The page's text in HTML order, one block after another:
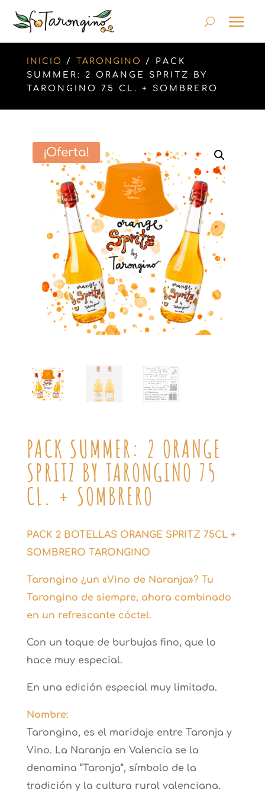
INICIO / TARONGINO
/ PACK
SUMMER: 2 ORANGE SPRITZ BY
TARONGINO 75 CL. + SOMBRERO
¡Oferta!
PACK SUMMER: 2 ORANGE
SPRITZ BY TARONGINO 75
CL. + SOMBRERO
PACK 2 BOTELLAS ORANGE SPRITZ 75CL +
SOMBRERO TARONGINO
Tarongino ¿un «Vino de Naranja»? Tu
Tarongino de siempre, ahora combinado
en un refrescante cóctel.
Con un toque de burbujas fino, que lo
hace muy especial.
En una edición especial muy limitada.
Nombre:
Tarongino, es el maridaje entre Taronja y
Vino. La Naranja en Valencia se la
denomina “Taronja”, símbolo de la
tradición y la cultura rural valenciana.